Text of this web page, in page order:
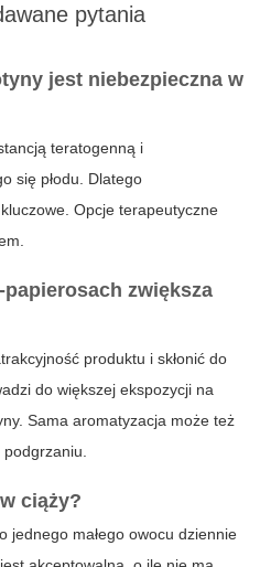
pytania
jest niebezpieczna w
teratogenną i
się płodu. Dlatego
Opcje terapeutyczne
zwiększa
produktu i skłonić do
do większej ekspozycji na
Sama aromatyzacja może też
ciąży?
jednego małego owocu dziennie